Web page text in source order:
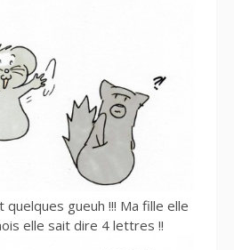
quelques gueuh !!! Ma fille elle
elle sait dire 4 lettres !!